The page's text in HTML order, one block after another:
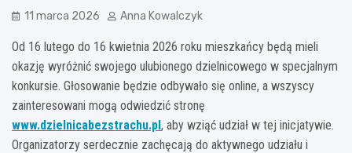
11 marca 2026 Anna Kowalczyk
Od 16 lutego do 16 kwietnia 2026 roku mieszkańcy będą mieli
okazję wyróżnić swojego ulubionego dzielnicowego w specjalnym
konkursie. Głosowanie będzie odbywało się online, a wszyscy
zainteresowani mogą odwiedzić stronę
www.dzielnicabezstrachu.pl, aby wziąć udział w tej inicjatywie.
Organizatorzy serdecznie zachęcają do aktywnego udziału i